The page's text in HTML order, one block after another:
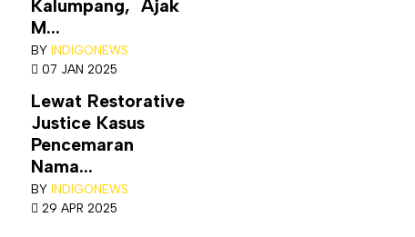
Kalumpang, Ajak
M...
BY INDIGONEWS
07 JAN 2025
Lewat Restorative
Justice Kasus
Pencemaran
Nama...
BY INDIGONEWS
29 APR 2025